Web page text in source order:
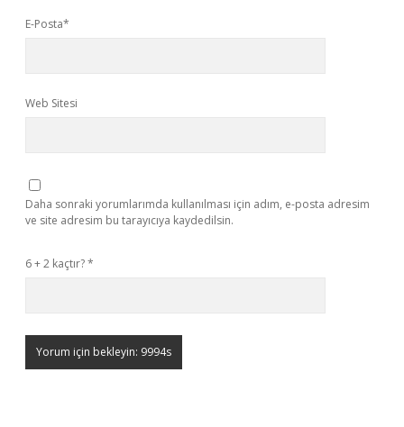
E-Posta*
Web Sitesi
Daha sonraki yorumlarımda kullanılması için adım, e-posta adresim
ve site adresim bu tarayıcıya kaydedilsin.
6 + 2 kaçtır?*